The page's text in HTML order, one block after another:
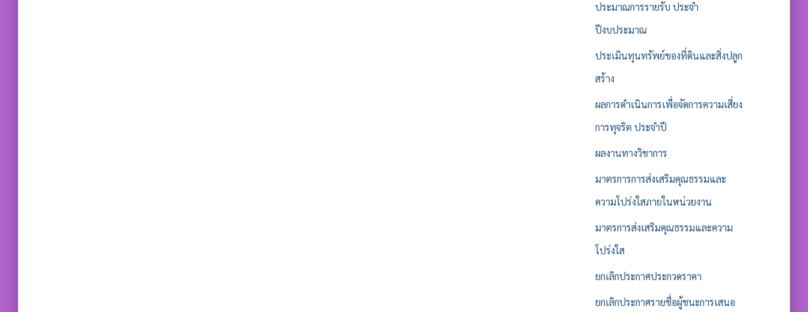
ประมาณการรายรับ ประจำ
ปีงบประมาณ
ประเมินทุนทรัพย์ของที่ดินและสิ่งปลูก
สร้าง
ผลการดำเนินการเพื่อจัดการความเสี่ยง
การทุจริต ประจำปี
ผลงานทางวิชาการ
มาตรการการส่งเสริมคุณธรรมและ
ความโปร่งใสภายในหน่วยงาน
มาตรการส่งเสริมคุณธรรมและความ
โปร่งใส
ยกเลิกประกาศประกวดราคา
ยกเลิกประกาศรายชื่อผู้ชนะการเสนอ